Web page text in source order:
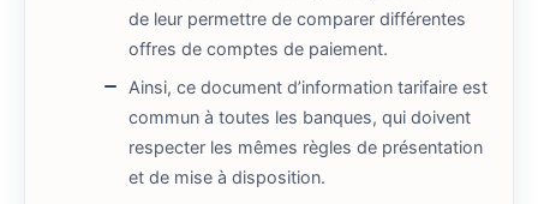
de leur permettre de comparer différentes
offres de comptes de paiement.
Ainsi, ce document d’information tarifaire est
commun à toutes les banques, qui doivent
respecter les mêmes règles de présentation
et de mise à disposition.